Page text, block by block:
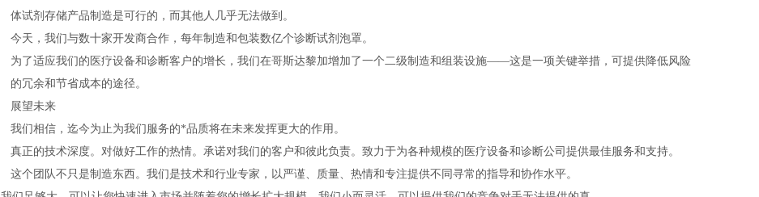
体试剂存储产品制造是可行的，而其他人几乎无法做到。
今天，我们与数十家开发商合作，每年制造和包装数亿个诊断试剂泡罩。
为了适应我们的医疗设备和诊断客户的增长，我们在哥斯达黎加增加了一个二级制造和组装设施——这是一项关键举措，可提供降低风险
的冗余和节省成本的途径。
展望未来
我们相信，迄今为止为我们服务的*品质将在未来发挥更大的作用。
真正的技术深度。对做好工作的热情。承诺对我们的客户和彼此负责。致力于为各种规模的医疗设备和诊断公司提供最佳服务和支持。
这个团队不只是制造东西。我们是技术和行业专家，以严谨、质量、热情和专注提供不同寻常的指导和协作水平。